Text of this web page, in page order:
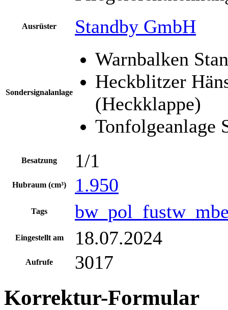
Ausrüster Standby GmbH
Sondersignalanlage
Warnbalken
Heckblitzer
(Heckklappe)
Tonfolgeanlage
Besatzung 1/1
Hubraum (cm³) 1.950
Tags
Eingestellt am 18.07.2024
Aufrufe 3017
Korrektur-Formular